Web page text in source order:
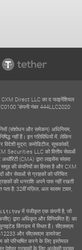
CXM Direct LLC का द फाइनेंशियल
"कंपनी नंबर 444LLC2020
(संशोधन और समेकन) अधिनियम,
नहीं हैं। इन गतिविधियों में, लेकिन
विदेशी मुद्रा, कमोडिटीज, सूचकांकों,
Securities LLC को वित्तीय सेवाओं
(CMA) द्वारा लाइसेंस संख्या
की कंपनियों का हिस्सा है और CXM
और सेवाओं से ग्राहकों को परिचित
की धनराशि अपने पास नहीं रखती
है: 32वीं मंज़िल, अल सलाम टावर,
में पंजीकृत एक कंपनी है, जो
द्वारा अधिकृत और विनियमित है) का
किंगडम में स्थित हैं। सीएक्सएम
और सीएक्सएम डायरेक्ट
परिभाषित करने के लिए इस्तेमाल
पेशेवर ग्राहकों के लिए अल्केमी प्राइम